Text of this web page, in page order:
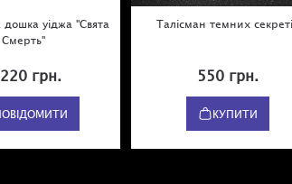
дошка уіджа "Свята
Смерть"
грн.
Талісман темних
550 грн.
КУПИТИ